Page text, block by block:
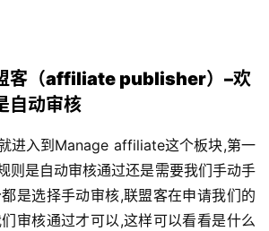
客（affiliate publisher）–欢
自动审核
进入到Manage affiliate这个板块,第一
则是自动审核通过还是需要我们手动手
是选择手动审核,联盟客在申请我们的
审核通过才可以,这样可以看看是什么